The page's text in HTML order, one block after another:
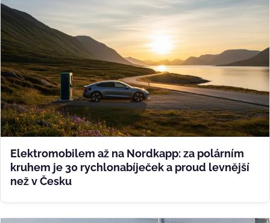
Elektromobilem až na Nordkapp: za polárním
kruhem je 30 rychlonabíječek a proud levnější
než v Česku